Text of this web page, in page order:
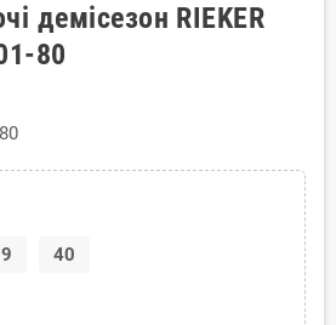
демісезон RIEKER
80
40